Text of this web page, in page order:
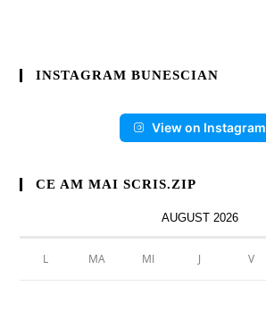
INSTAGRAM BUNESCIAN
View on Instagram
CE AM MAI SCRIS.ZIP
AUGUST 2026
L MA MI J V